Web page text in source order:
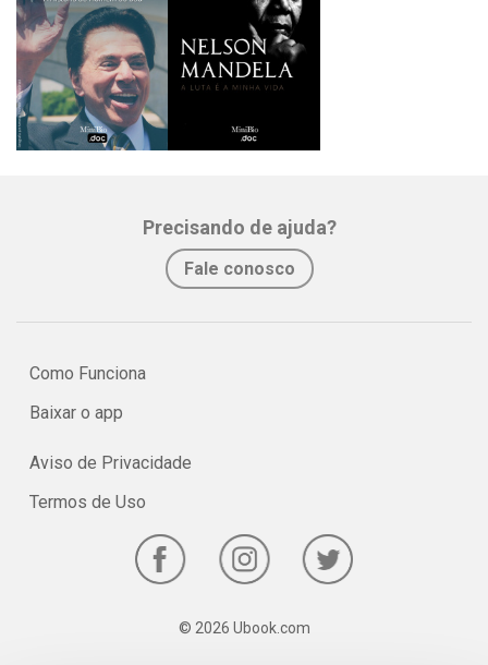
Precisando de ajuda?
Fale conosco
Como Funciona
Baixar o app
Aviso de Privacidade
Termos de Uso
© 2026 Ubook.com